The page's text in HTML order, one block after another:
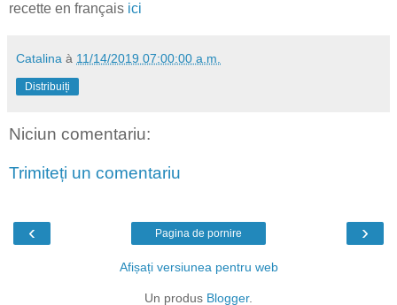
recette en français ici
Catalina à 11/14/2019 07:00:00 a.m.
Distribuiți
Niciun comentariu:
Trimiteți un comentariu
‹ ›
Pagina de pornire
Afișați versiunea pentru web
Un produs Blogger.